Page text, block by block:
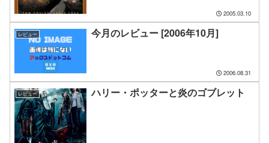
2005.03.10
レビュー 今月のレビュー [2006年10月]
2006.08.31
レビュー ハリー・ポッターと炎のゴブレット